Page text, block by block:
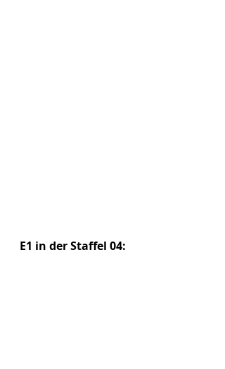
E1 in der Staffel 04: